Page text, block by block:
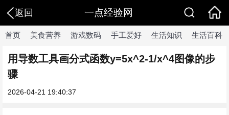
返回 一点经验网
首页 美食营养 游戏数码 手工爱好 生活知识 生活百科
用导数工具画分式函数y=5x^2-1/x^4图像的步
骤
2026-04-21 19:40:37